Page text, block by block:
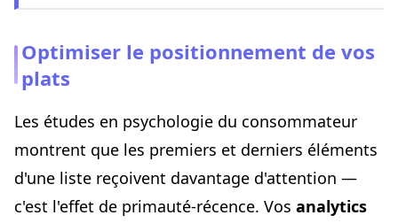
Optimiser le positionnement de vos
plats
Les études en psychologie du consommateur
montrent que les premiers et derniers éléments
d'une liste reçoivent davantage d'attention —
c'est l'effet de primauté-récence. Vos analytics